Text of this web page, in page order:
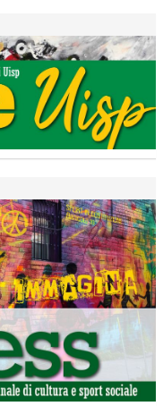
anche in estate
prima riunione a